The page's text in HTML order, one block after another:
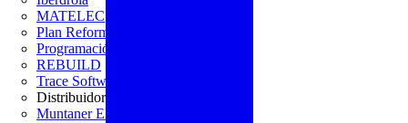
MATELEC
Plan Reforma
Programación Integral
REBUILD
Trace Software
Distribuidor
Muntaner Electro